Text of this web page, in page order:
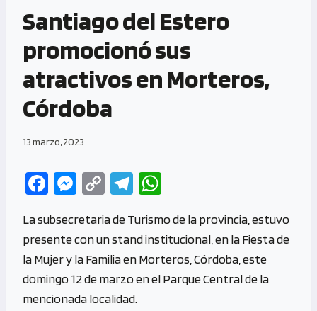
Santiago del Estero
promocionó sus
atractivos en Morteros,
Córdoba
13 marzo, 2023
Fa
b
o
o
k
M
se
n
g
er
C
py
Li
n
k
Te
gr
a
m
at
s
A
La subsecretaria de Turismo de la provincia, estuvo
presente con un stand institucional, en la Fiesta de
la Mujer y la Familia en Morteros, Córdoba, este
domingo 12 de marzo en el Parque Central de la
mencionada localidad.